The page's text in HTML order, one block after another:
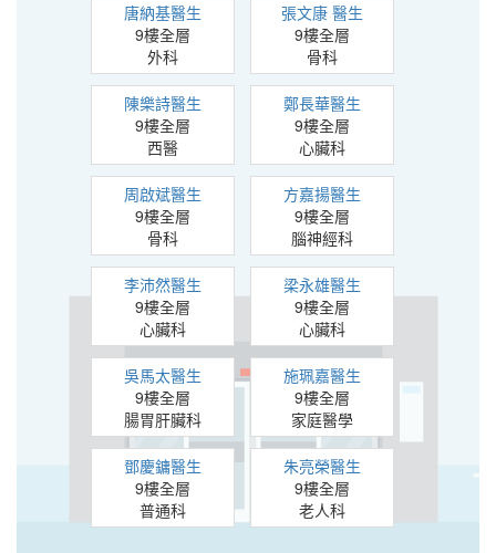
唐納基醫生
9樓全層
外科
張文康 醫生
9樓全層
骨科
陳樂詩醫生
9樓全層
西醫
鄭長華醫生
9樓全層
心臟科
周啟斌醫生
9樓全層
骨科
方嘉揚醫生
9樓全層
腦神經科
李沛然醫生
9樓全層
心臟科
梁永雄醫生
9樓全層
心臟科
吳馬太醫生
9樓全層
腸胃肝臟科
施珮嘉醫生
9樓全層
家庭醫學
鄧慶鏞醫生
9樓全層
普通科
朱亮榮醫生
9樓全層
老人科